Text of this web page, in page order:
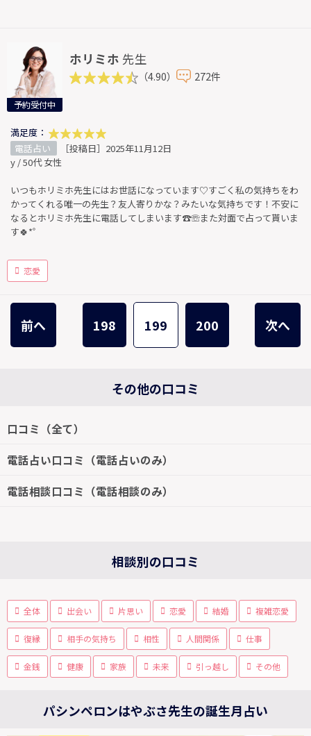
予約受付中
ホリミホ 先生
（4.90） 272件
満足度：
電話占い
［投稿日］2025年11月12日
y / 50代 女性
いつもホリミホ先生にはお世話になっています♡すごく私の気持ちをわ
かってくれる唯一の先生？友人寄りかな？みたいな気持ちです！不安に
なるとホリミホ先生に電話してしまいます☎☏また対面で占って貰いま
す🍀*゜
恋愛
前へ 198 199 200 次へ
その他の口コミ
口コミ（全て）
電話占い口コミ（電話占いのみ）
電話相談口コミ（電話相談のみ）
相談別の口コミ
全体 出会い 片思い 恋愛 結婚 複雑恋愛
復縁 相手の気持ち 相性 人間関係 仕事
金銭 健康 家族 未来 引っ越し その他
パシンペロンはやぶさ先生の誕生月占い